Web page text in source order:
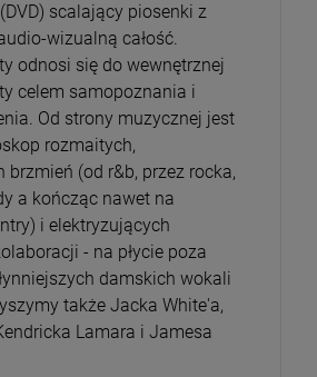
scalający piosenki z
wizualną całość.
odnosi się do wewnętrznej
celem samopoznania i
Od strony muzycznej jest
rozmaitych,
brzmień (od r&b, przez rocka,
a kończąc nawet na
i elektryzujących
- na płycie poza
damskich wokali
także Jacka White'a,
Lamara i Jamesa